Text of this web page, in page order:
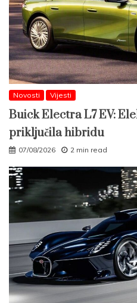
Novosti Vijesti
Buick Electra L7 EV:
priključila hibridu
07/08/2026 2 min read